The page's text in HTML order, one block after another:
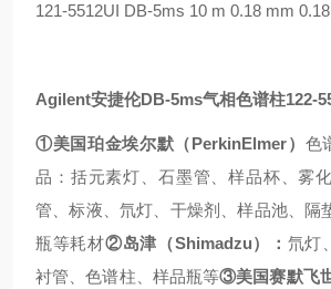
121-5512UI DB-5ms 10 m 0.18 mm
Agilent安捷伦DB-5ms气相色谱柱122-
①美国珀金埃尔默（PerkinElmer） 色
品：括元素灯、石墨管、样品杯、雾
管、标液、氘灯、干燥剂、样品池、隔
瓶等耗材②岛津（Shimadzu）： 氘灯
衬管、色谱柱、样品瓶等③美国赛默飞